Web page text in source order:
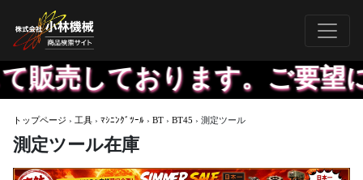
しております。ご要望に
トップページ › 工具 › ﾏｼﾆﾝｸﾞﾂｰﾙ › BT › BT45 › 測定ツール
測定ツール在庫